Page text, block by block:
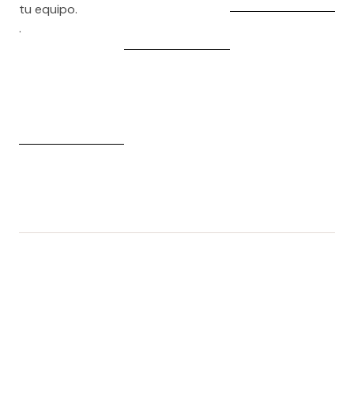
tu equipo.
.